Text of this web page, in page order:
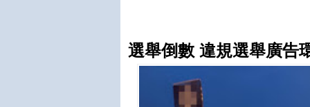
選舉倒數 違規選舉廣告